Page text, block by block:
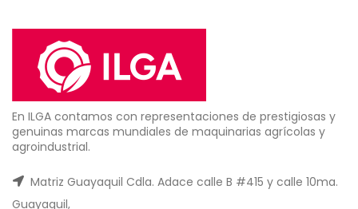
En ILGA contamos con representaciones de prestigiosas y
genuinas marcas mundiales de maquinarias agrícolas y
agroindustrial.
Matriz Guayaquil Cdla. Adace calle B #415 y calle 10ma.
Guayaquil,